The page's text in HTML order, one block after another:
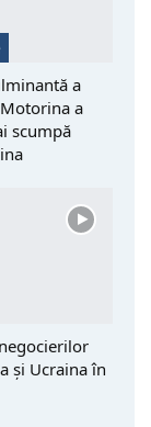
a
a
scumpă
și Ucraina în